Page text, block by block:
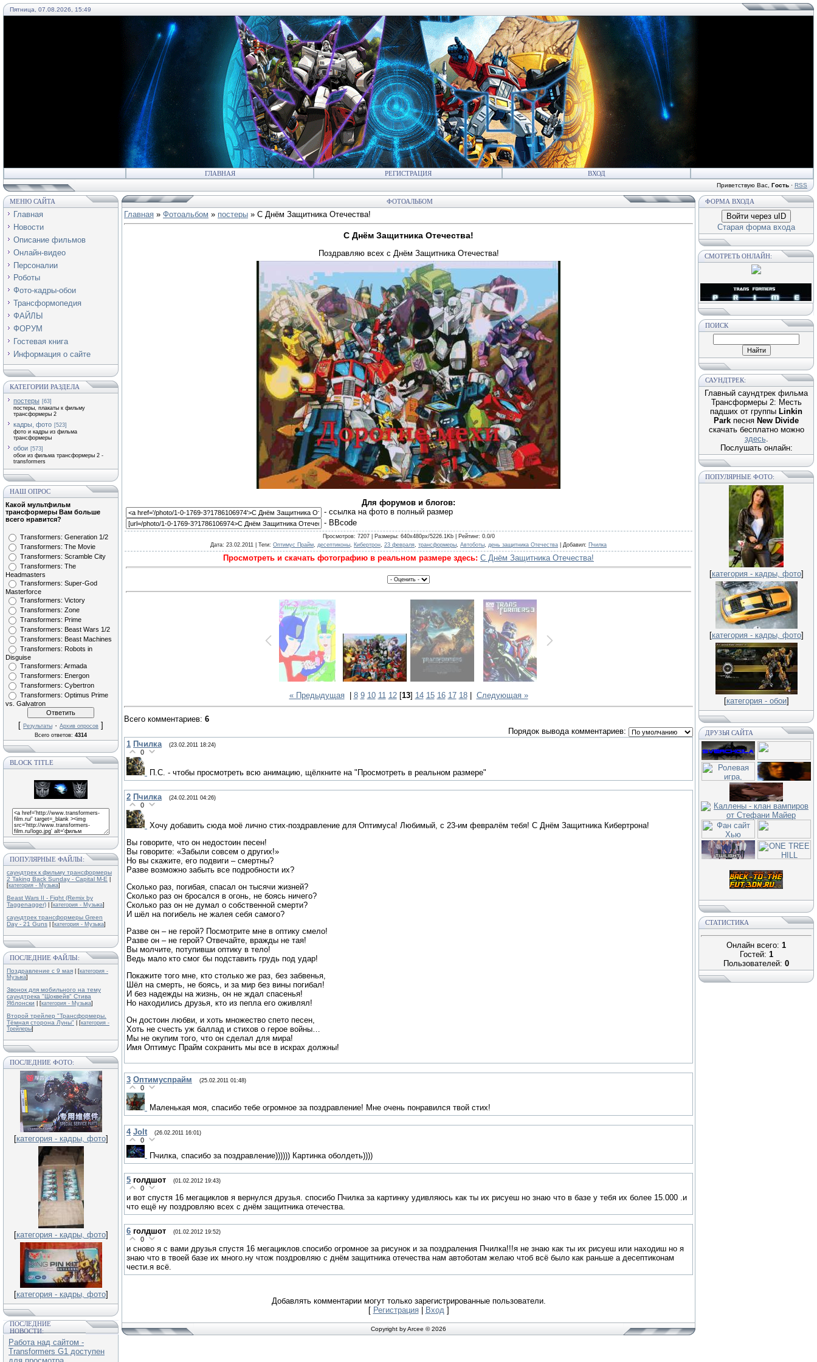
Пятница, 07.08.2026, 15:49
ГЛАВНАЯ РЕГИСТРАЦИЯ ВХОД
Приветствую Вас Гость · RSS
МЕНЮ САЙТА
Главная
Новости
Описание фильмов
Онлайн-видео
Персоналии
Роботы
Фото-кадры-обои
Трансформопедия
ФАЙЛЫ
ФОРУМ
Гостевая книга
Информация о сайте
КАТЕГОРИИ РАЗДЕЛА
постеры [63]
постеры, плакаты к фильму
трансформеры 2
кадры, фото [523]
фото и кадры из фильма
трансформеры
обои [573]
обои из фильма трансформеры 2 -
transformers
НАШ ОПРОС
Какой мультфильм
трансформеры Вам больше
всего нравится?
Transformers: Generation 1/2
Transformers: The Movie
Transformers: Scramble City
Transformers: The
Headmasters
Transformers: Super-God
Masterforce
Transformers: Victory
Transformers: Zone
Transformers: Prime
Transformers: Beast Wars 1/2
Transformers: Beast Machines
Transformers: Robots in
Disguise
Transformers: Armada
Transformers: Energon
Transformers: Cybertron
Transformers: Optimus Prime
vs. Galvatron
[ Результаты · Архив опросов ]
Всего ответов: 4314
BLOCK TITLE
ПОПУЛЯРНЫЕ ФАЙЛЫ:
саундтрек к фильму трансформеры
2 Taking Back Sunday - Capital M-E
[категория - Музыка]
Beast Wars II - Fight (Remix by
Taggenagger)
| [категория - Музыка]
саундтрек трансформеры Green
Day - 21 Guns
| [категория - Музыка]
ПОСЛЕДНИЕ ФАЙЛЫ:
Поздравление с 9 мая | [категория -
Музыка]
Звонок для мобильного на тему
саундтрека "Шоквейв" Стива
Яблонски
| [категория - Музыка]
Второй трейлер "Трансформеры.
Тёмная сторона Луны"
| [категория -
Трейлеры]
ПОСЛЕДНИЕ ФОТО:
[категория - кадры, фото]
[категория - кадры, фото]
[категория - кадры, фото]
ПОСЛЕДНИЕ
НОВОСТИ:
Работа над сайтом -
Transformers G1 доступен
ФОТОАЛЬБОМ
Главная » Фотоальбом » постеры » С Днём Защитника Отечества!
С Днём Защитника Отечества!
Поздравляю всех с Днём Защитника Отечества!
Для форумов и блогов:
- cсылка на фото в полный размер
- BBcode
Просмотров: 7207 | Размеры: 640x480px/5226.1Kb | Рейтинг: 0.0/0
Дата: 23.02.2011 | Теги: Оптимус Прайм, десептиконы, Кибертрон, 23 февраля, трансформеры, Автоботы, день защитника Отечества Добавил: Пчилка
Просмотреть и скачать фотографию в реальном размере здесь: С Днём Защитника Отечества!
« Предыдущая| 8 9 10 11 12[13] 14 15 16 17 18| Следующая »
Всего комментариев: 6
Порядок вывода комментариев:
1 Пчилка (23.02.2011 18:24)
0
П.С. - чтобы просмотреть всю анимацию, щёлкните на "Просмотреть в реальном размере"
2 Пчилка (24.02.2011 04:26)
0
Хочу добавить сюда моё лично стих-поздравление для Оптимуса! Любимый, с 23-им февралём тебя! С Днём Защитника Кибертрона!
Вы говорите, что он недостоин песен!
Вы говорите: «Забыли совсем о других!»
Но вы скажите, его подвиги – смертны?
Разве возможно забыть все подробности их?
Сколько раз, погибая, спасал он тысячи жизней?
Сколько раз он бросался в огонь, не боясь ничего?
Сколько раз он не думал о собственной смерти?
И шёл на погибель не жалея себя самого?
Разве он – не герой? Посмотрите мне в оптику смело!
Разве он – не герой? Отвечайте, вражды не тая!
Вы молчите, потупивши оптику в тело!
Ведь мало кто смог бы подставить грудь под удар!
Покажите того мне, кто столько же раз, без забвенья,
Шёл на смерть, не боясь, и за мир без вины погибал!
И без надежды на жизнь, он не ждал спасенья!
Но находились друзья, кто из пепла его оживлял!
Он достоин любви, и хоть множество спето песен,
Хоть не счесть уж баллад и стихов о герое войны…
Мы не окупим того, что он сделал для мира!
Имя Оптимус Прайм сохранить мы все в искрах должны!
3 Оптимуспрайм (25.02.2011 01:48)
0
Маленькая моя, спасибо тебе огромное за поздравление! Мне очень понравился твой стих!
4 Jolt (26.02.2011 16:01)
0
Пчилка, спасибо за поздравление)))))) Картинка оболдеть))))
5 голдшот (01.02.2012 19:43)
0
и вот спустя 16 мегациклов я вернулся друзья. спосибо Пчилка за картинку удивляюсь как ты их рисуеш но знаю что в базе у тебя их более 15.000 .и
что ещё ну поздровляю всех с днём защитника отечества.
6 голдшот (01.02.2012 19:52)
0
и сново я с вами друзья спустя 16 мегациклов.спосибо огромное за рисунок и за поздраления Пчилка!!!я не знаю как ты их рисуеш или находиш но я
знаю что в твоей базе их много.ну чтож поздровляю с днём защитника отечества нам автоботам желаю чтоб всё было как раньше а десептиконам
чести.я всё.
Добавлять комментарии могут только зарегистрированные пользователи.
[ Регистрация| Вход]
Copyright by Arcee © 2026
ФОРМА ВХОДА
Войти через uID
Старая форма входа
СМОТРЕТЬ ОНЛАЙН:
ПОИСК
САУНДТРЕК:
Главный саундтрек фильма
Трансформеры 2: Месть
падших от группы Linkin
Park песня New Divide
скачать бесплатно можно
здесь.
Послушать онлайн:
ПОПУЛЯРНЫЕ ФОТО:
[категория - кадры, фото]
[категория - кадры, фото]
[категория - обои]
ДРУЗЬЯ САЙТА
СТАТИСТИКА
Онлайн всего: 1
Гостей: 1
Пользователей: 0